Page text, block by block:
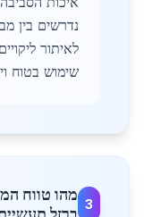
נדרשים בין
לאיתור
שימוש בטוח
3
מהו טווח